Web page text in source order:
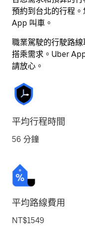
即
可
關
閉
行
事
預約到台北的行程
App 叫車。
職業駕駛的行駛路
搭乘需求。Uber
請放心。
平均行程時間
56 分鐘
平均路線費用
NT$1549